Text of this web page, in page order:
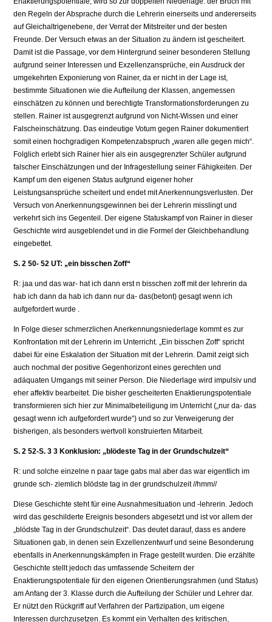
den Regeln der Absprache durch die Lehrerin einerseits und andererseits
auf Gleichaltrigenebene, der Verrat der Mitstreiter und der besten
Freunde. Der Versuch etwas an der Situation zu ändern ist gescheitert.
Damit ist die Passage, vor dem Hintergrund seiner besonderen Stellung
aufgrund seiner Interessen und Exzellenzansprüche, ein Ausdruck der
umgekehrten Exponierung von Rainer, da er nicht in der Lage ist,
bestimmte Situationen wie die Aufteilung der Klassen, angemessen
einschätzen zu können und berechtigte Transformationsforderungen zu
stellen. Rainer ist ausgegrenzt aufgrund von Nicht-Wissen und einer
Falscheinschätzung. Das eindeutige Votum gegen Rainer dokumentiert
somit einen hochgradigen Kompetenzabspruch „waren alle gegen mich“.
Folglich erlebt sich Rainer hier als ein ausgegrenzter Schüler aufgrund
falscher Einschätzungen und der Infragestellung seiner Fähigkeiten. Der
Kampf um den eigenen Status aufgrund eigener hoher
Leistungsansprüche scheitert und endet mit Anerkennungsverlusten. Der
Versuch von Anerkennungsgewinnen bei der Lehrerin misslingt und
verkehrt sich ins Gegenteil. Der eigene Statuskampf von Rainer in dieser
Geschichte wird ausgeblendet und in die Formel der Gleichbehandlung
eingebettet.
S. 2 50- 52 UT: „ein bisschen Zoff“
R: jaa und das war- hat ich dann erst n bisschen zoff mit der lehrerin da
hab ich dann da hab ich dann nur da- das(betont) gesagt wenn ich
aufgefordert wurde .
In Folge dieser schmerzlichen Anerkennungsniederlage kommt es zur
Konfrontation mit der Lehrerin im Unterricht. „Ein bisschen Zoff“ spricht
dabei für eine Eskalation der Situation mit der Lehrerin. Damit zeigt sich
auch nochmal der positive Gegenhorizont eines gerechten und
adäquaten Umgangs mit seiner Person. Die Niederlage wird impulsiv und
eher affektiv bearbeitet. Die bisher gescheiterten Enaktierungspotentiale
transformieren sich hier zur Minimalbeteiligung im Unterricht („nur da- das
gesagt wenn ich aufgefordert wurde“) und so zur Verweigerung der
bisherigen, als besonders wertvoll konstruierten Mitarbeit.
S. 2 52-S. 3 3 Konklusion: „blödeste Tag in der Grundschulzeit“
R: und solche einzelne n paar tage gabs mal aber das war eigentlich im
grunde sch- ziemlich blödste tag in der grundschulzeit //hmm//
Diese Geschichte steht für eine Ausnahmesituation und -lehrerin. Jedoch
wird das geschilderte Ereignis besonders abgesetzt und ist vor allem der
„blödste Tag in der Grundschulzeit“. Das deutet darauf, dass es andere
Situationen gab, in denen sein Exzellenzentwurf und seine Besonderung
ebenfalls in Anerkennungskämpfen in Frage gestellt wurden. Die erzählte
Geschichte stellt jedoch das umfassende Scheitern der
Enaktierungspotentiale für den eigenen Orientierungsrahmen (und Status)
am Anfang der 3. Klasse durch die Aufteilung der Schüler und Lehrer dar.
Er nützt den Rückgriff auf Verfahren der Partizipation, um eigene
Interessen durchzusetzen. Es kommt ein Verhalten des kritischen,